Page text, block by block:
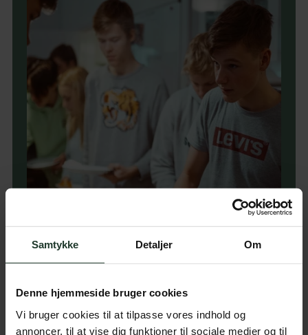
Samtykke Detaljer Om
Denne hjemmeside bruger cookies
Vi bruger cookies til at tilpasse vores indhold og
annoncer, til at vise dig funktioner til sociale medier og til